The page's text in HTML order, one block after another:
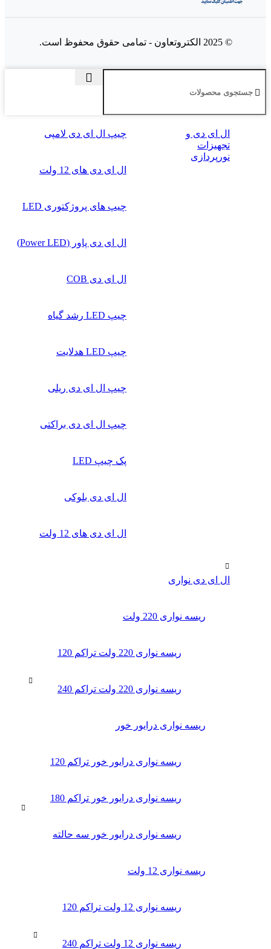
© 2025 الکتروتعاون - تمامی حقوق محفوظ است.
ال‌ ای‌ دی و
تجهیزات
نورپردازی
چیپ ال ای دی لامپی
ال ای دی‌ های 12 ولت
چیپ‌ های پروژکتوری LED
ال ای دی پاور (Power LED)
ال ای دی COB
چیپ‌ LED رشد گیاه
چیپ‌ LED هدلایت
چیپ ال ای دی ریلی
چیپ ال ای دی براکتی
پک چیپ LED
ال ای دی بلوکی
ال ای دی‌ های 12 ولت
ال ای دی‌ نواری
ریسه نواری 220 ولت
ریسه نواری 220 ولت تراکم 120
ریسه نواری 220 ولت تراکم 240
ریسه نواری درایور خور
ریسه نواری درایور خور تراکم 120
ریسه نواری درایور خور تراکم 180
ریسه نواری درایور خور سه حالته
ریسه نواری 12 ولت
ریسه نواری 12 ولت تراکم 120
ریسه نواری 12 ولت تراکم 240